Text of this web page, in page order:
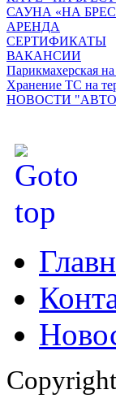
САУНА «НА
АРЕНДА
СЕРТИФИКАТЫ
ВАКАНСИИ
Парикмахерская на
Хранение ТС на
НОВОСТИ